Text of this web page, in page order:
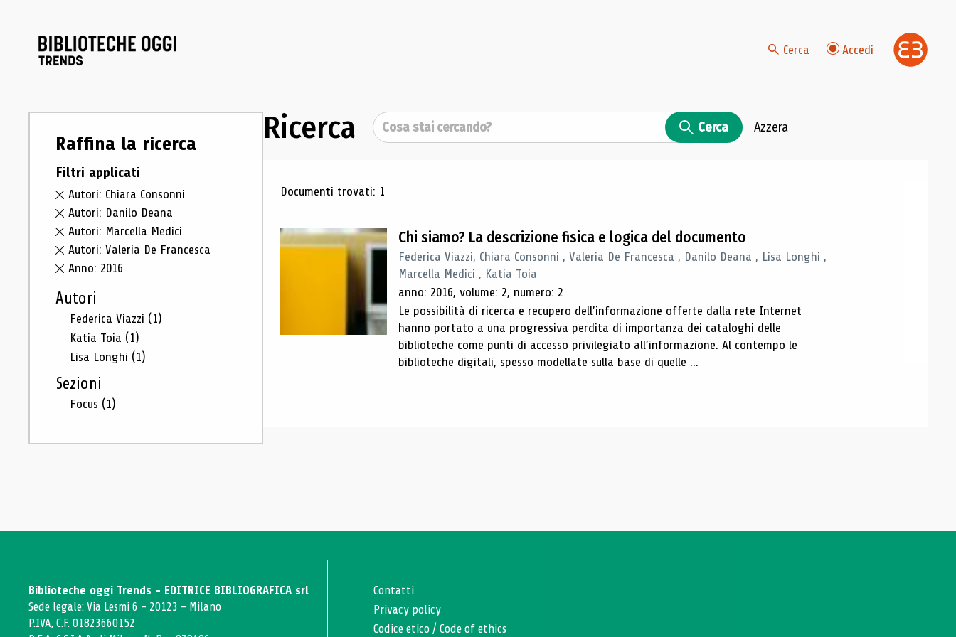
Cerca Accedi
Raffina la ricerca
Filtri applicati
Autori: Chiara Consonni
Autori: Danilo Deana
Autori: Marcella Medici
Autori: Valeria De Francesca
Anno: 2016
Autori
Federica Viazzi (1)
Katia Toia (1)
Lisa Longhi (1)
Sezioni
Focus (1)
Ricerca Cerca Cerca Azzera
Risultati di ricerca
Documenti trovati: 1
Chi siamo? La descrizione fisica e logica del documento
Federica Viazzi, Chiara Consonni , Valeria De Francesca , Danilo Deana , Lisa Longhi ,
Marcella Medici , Katia Toia
anno: 2016, volume: 2, numero: 2
Le possibilità di ricerca e recupero dell’informazione offerte dalla rete Internet
hanno portato a una progressiva perdita di importanza dei cataloghi delle
biblioteche come punti di accesso privilegiato all’informazione. Al contempo le
biblioteche digitali, spesso modellate sulla base di quelle ...
Biblioteche oggi Trends - EDITRICE BIBLIOGRAFICA srl
Sede legale: Via Lesmi 6 - 20123 - Milano
P.IVA, C.F. 01823660152
Contatti
Privacy policy
Codice etico /Code of ethics